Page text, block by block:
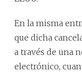
En la misma
que dicha
a través de una
electrónico,